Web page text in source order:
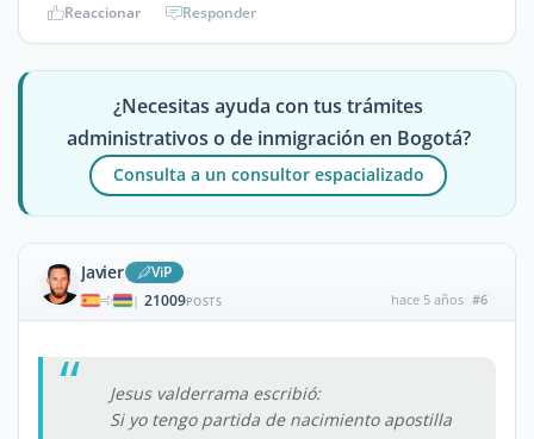
Reaccionar Responder
¿Necesitas ayuda con tus trámites
administrativos o de inmigración en Bogotá?
Consulta a un consultor espacializado
Javier ViP
| 21009POSTS hace 5 años #6
Jesus valderrama escribió:
Si yo tengo partida de nacimiento apostilla